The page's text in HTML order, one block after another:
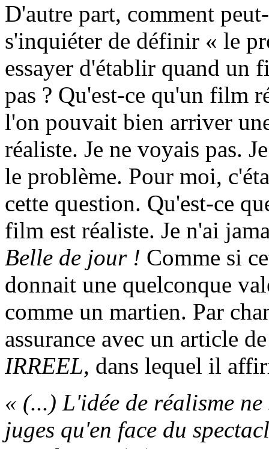
D'autre part, comment
s'inquiéter de définir « le
essayer d'établir quand un
pas ? Qu'est-ce qu'un film
l'on pouvait bien arriver
réaliste. Je ne voyais pas.
le problème. Pour moi,
cette question. Qu'est-ce
film est réaliste. Je n'ai
Belle de jour ! Comme si
donnait une quelconque
comme un martien. Par
assurance avec un article
IRREEL, dans lequel il
« (...) L'idée de réalisme
juges qu'en face du